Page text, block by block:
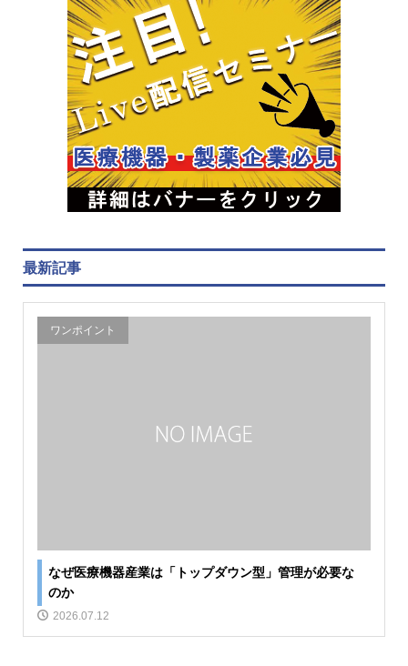
最新記事
ワンポイント
なぜ医療機器産業は「トップダウン型」管理が必要な
のか
2026.07.12